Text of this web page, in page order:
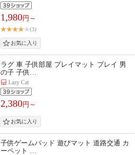
1,980円～
(3)
ラグ 車 子供部屋 プレイマット プレイ 男
の子 子供…
Lazy Cat
2,380円～
子供ゲームパッド 遊びマット 道路交通 カ
ーペット …